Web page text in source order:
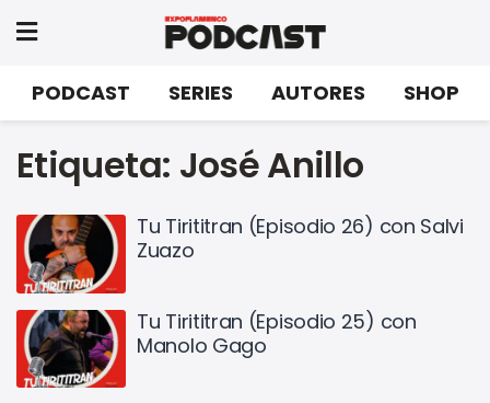
PODCAST SERIES AUTORES SHOP
Etiqueta: José Anillo
Tu Tirititran (Episodio 26) con Salvi
Zuazo
Tu Tirititran (Episodio 25) con
Manolo Gago